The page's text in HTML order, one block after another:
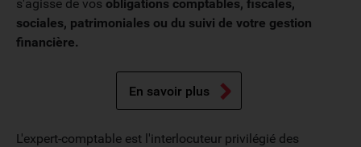
s'agisse de vos obligations comptables, fiscales,
sociales, patrimoniales ou du suivi de votre gestion
financière.
En savoir plus
L'expert-comptable est l'interlocuteur privilégié des